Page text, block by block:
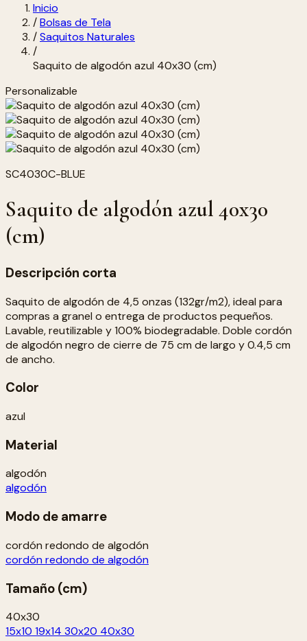
Inicio
/Bolsas de Tela
/Saquitos Naturales
/
Saquito de algodón azul 40x30 (cm)
Personalizable
SC4030C-BLUE
Saquito de algodón azul 40x30
(cm)
Descripción corta
Saquito de algodón de 4,5 onzas (132gr/m2), ideal para
compras a granel o entrega de productos pequeños.
Lavable, reutilizable y 100% biodegradable. Doble cordón
de algodón negro de cierre de 75 cm de largo y 0.4,5 cm
de ancho.
Color
azul
Material
algodón
algodón
Modo de amarre
cordón redondo de algodón
cordón redondo de algodón
Tamaño (cm)
40x30
15x10 19x14 30x20 40x30